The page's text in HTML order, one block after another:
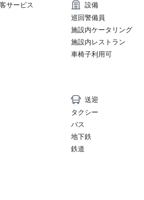
サービス
設備
巡回警備員
施設内ケータリング
施設内レストラン
車椅子利用可
送迎
タクシー
バス
地下鉄
鉄道